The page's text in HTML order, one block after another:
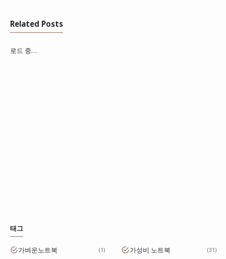
Related Posts
로드 중…
태그
가벼운노트북 1 가성비 노트북 31